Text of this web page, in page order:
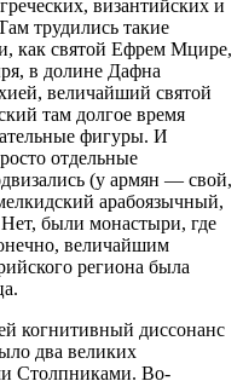
византийских и
трудились такие
как святой Ефрем Мцире,
в долине Дафна
величайший святой
там долгое время
фигуры. И
отдельные
(у армян — свой,
арабоязычный,
были монастыри, где
величайшим
региона была
когнитивный диссонанс
два великих
Столпниками. Во-